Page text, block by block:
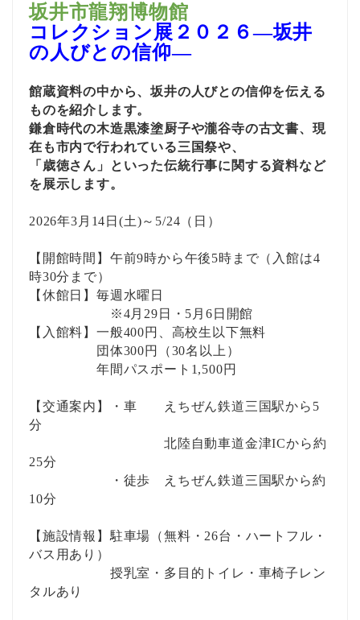
坂井市龍翔博物館
コレクション展 ２０２６―坂井
の人びとの信仰―
館蔵資料の中から、坂井の人びとの信仰を伝える
ものを紹介します。
鎌倉時代の木造黒漆塗厨子や瀧谷寺の古文書、現
在も市内で行われている三国祭や、
「歳徳さん」といった伝統行事に関する資料など
を展示します。
2026年3月14日(土)～5/24（日）
【開館時間】午前9時から午後5時まで（入館は4
時30分まで）
【休館日】毎週水曜日
※4月29日・5月6日開館
【入館料】一般400円、高校生以下無料
団体300円（30名以上）
年間パスポート1,500円
【交通案内】・車 えちぜん鉄道三国駅から5
分
北陸自動車道金津ICから約
25分
・徒歩 えちぜん鉄道三国駅から約
10分
【施設情報】駐車場（無料・26台・ハートフル・
バス用あり）
授乳室・多目的トイレ・車椅子レン
タルあり